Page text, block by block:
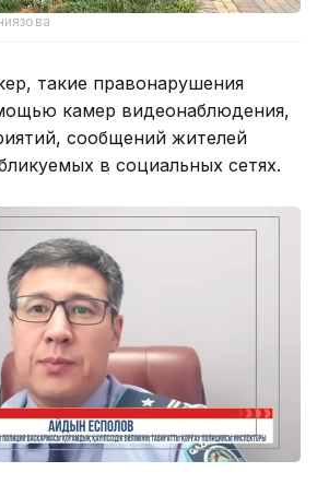
такие правонарушения
камер видеонаблюдения,
сообщений жителей
в социальных сетях.